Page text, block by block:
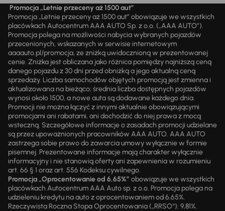
Promocja „Letnie przeceny aż 1500 aut”
Promocja „Letnie przeceny aż 1500 aut” obowiązuje we wszystkich
placówkach Autocentrum AAA AUTO Sp. z o.o. („AAA AUTO”).
Promocja polega na możliwości nabycia wybranych pojazdów
przecenionych, wskazanych w serwisie internetowym
aaaauto.pl/promocja, ze zniżką uwidocznioną w prezentowanej
cenie. Zniżka jest obliczana jako różnica pomiędzy najniższą ceną
danego pojazdu z 30 dni przed obniżką a jego aktualną ceną
sprzedaży. Liczba samochodów objętych promocją jest zmienna i
aktualizowana na bieżąco; średnia liczba dostępnych pojazdów
wynosi około 1500, a nowe auta są dodawane każdego dnia.
Promocji nie można łączyć z innymi aktualnie obowiązującymi
promocjami ani rabatami, ani dochodzić do niej prawa z mocą
wsteczną. Szczegółowe informacje o zasadach promocji udzielane
są przez upoważnionych pracowników AAA AUTO. AAA AUTO
zastrzega sobie prawo do zawarcia umowy wyłącznie w formie
pisemnej. Prezentowane informacje mają charakter wyłącznie
informacyjny i nie stanowią oferty ani zapewnienia w rozumieniu
art. 66 § 1 oraz art. 556 Kodeksu cywilnego.
Promocja „Oprocentowanie od 6,65%” obowiązuje we wszystkich
placówkach Autocentrum AAA Auto sp. z o.o. Promocja polega na
udzieleniu kredytu na auto z oprocentowaniem od 6,65%.
Rzeczywista Roczna Stopa Oprocentowania („RRSO“): 9,81%.